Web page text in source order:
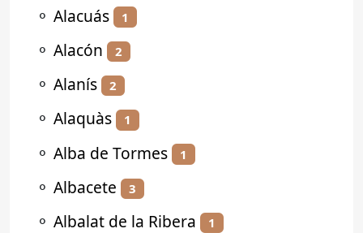
⚬ Alacuás 1
⚬ Alacón 2
⚬ Alanís 2
⚬ Alaquàs 1
⚬ Alba de Tormes 1
⚬ Albacete 3
⚬ Albalat de la Ribera 1